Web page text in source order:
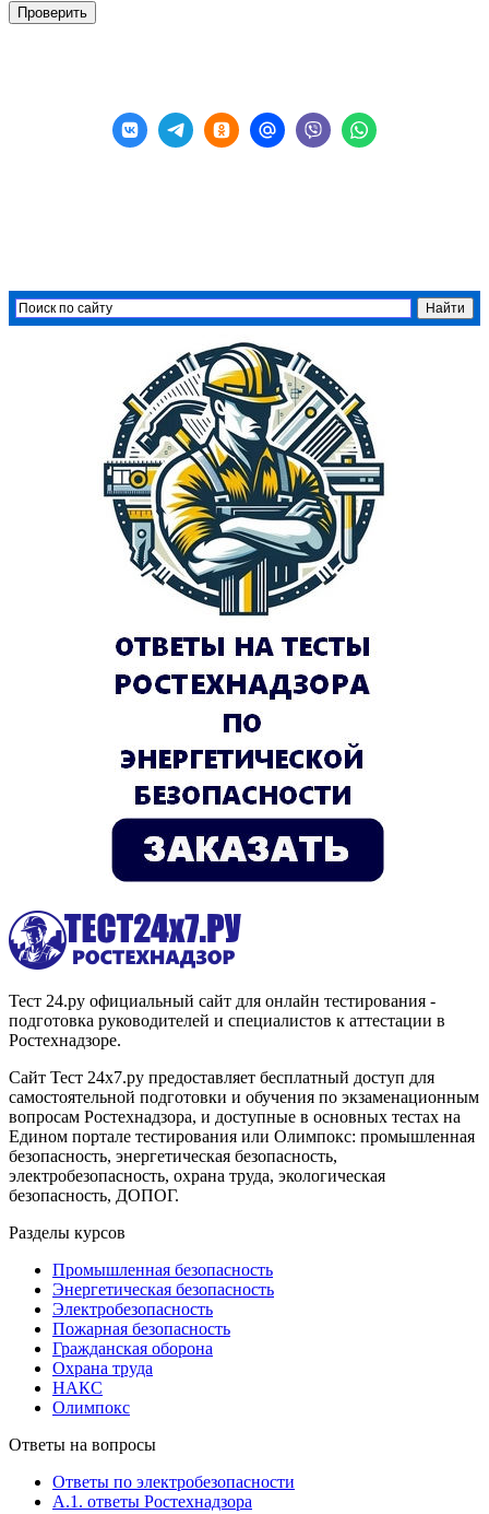
Тест 24.ру официальный сайт для онлайн тестирования -
подготовка руководителей и специалистов к аттестации в
Ростехнадзоре.
Сайт Тест 24х7.ру предоставляет бесплатный доступ для
самостоятельной подготовки и обучения по экзаменационным
вопросам Ростехнадзора, и доступные в основных тестах на
Едином портале тестирования или Олимпокс: промышленная
безопасность, энергетическая безопасность,
электробезопасность, охрана труда, экологическая
безопасность, ДОПОГ.
Разделы курсов
Промышленная безопасность
Энергетическая безопасность
Электробезопасность
Пожарная безопасность
Гражданская оборона
Охрана труда
НАКС
Олимпокс
Ответы на вопросы
Ответы по электробезопасности
А.1. ответы Ростехнадзора